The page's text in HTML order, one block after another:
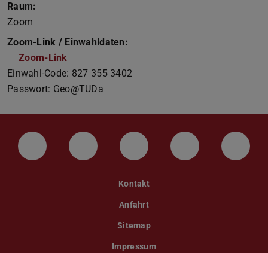
Raum:
Zoom
Zoom-Link / Einwahldaten:
Zoom-Link
Einwahl-Code: 827 355 3402
Passwort: Geo@TUDa
LinkedIn-Seite der TU Darmstadt
Instagram-Kanal der TU
Bluesky-Kanal der TU
Facebook-
Kontakt
Anfahrt
Sitemap
Impressum